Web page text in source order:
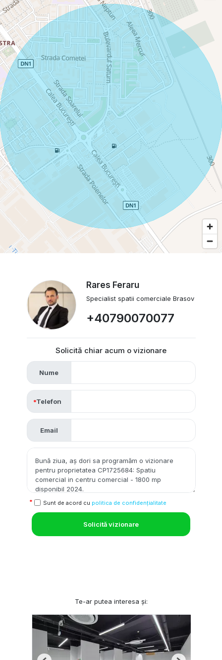
Rares Feraru
Specialist spatii comerciale Brasov
+40790070077
Solicită chiar acum o vizionare
Nume
Telefon
Email
Sunt de acord cu politica de confidențialitate
Solicită vizionare
Te-ar putea interesa și: